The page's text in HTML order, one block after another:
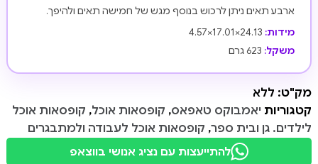
ארבע תאים ניתן לרכוש בנוסף מגש של חמישה תאים ולהיפך.
מידות:
משקל:
מק"ט: ללא
קטגוריות יאמבוקס טאפאס, קופסאות אוכל, קופסאות אוכל
לילדים. גן ובית ספר, קופסאות אוכל לעבודה ולמתבגרים
להתייעצות עם נציג אנושי בווצאפ